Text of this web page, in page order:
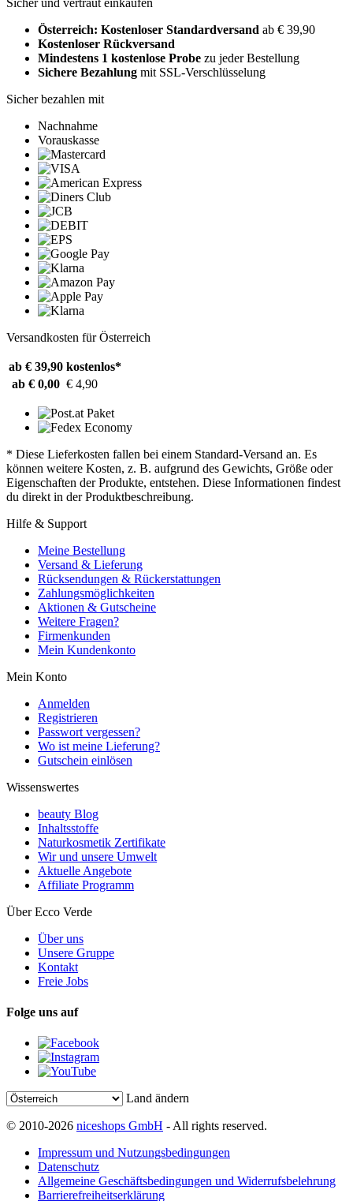
Österreich: Kostenloser Standardversand ab € 39,90
Kostenloser Rückversand
Mindestens 1 kostenlose Probe zu jeder Bestellung
Sichere Bezahlung mit SSL-Verschlüsselung
Sicher bezahlen mit
Nachnahme
Vorauskasse
Versandkosten für Österreich
ab € 39,90 kostenlos*
ab € 0,00 € 4,90
* Diese Lieferkosten fallen bei einem Standard-Versand an. Es
können weitere Kosten, z. B. aufgrund des Gewichts, Größe oder
Eigenschaften der Produkte, entstehen. Diese Informationen findest
du direkt in der Produktbeschreibung.
Hilfe & Support
Meine Bestellung
Versand & Lieferung
Rücksendungen & Rückerstattungen
Zahlungsmöglichkeiten
Aktionen & Gutscheine
Weitere Fragen?
Firmenkunden
Mein Kundenkonto
Mein Konto
Anmelden
Registrieren
Passwort vergessen?
Wo ist meine Lieferung?
Gutschein einlösen
Wissenswertes
beauty Blog
Inhaltsstoffe
Naturkosmetik Zertifikate
Wir und unsere Umwelt
Aktuelle Angebote
Affiliate Programm
Über Ecco Verde
Über uns
Unsere Gruppe
Kontakt
Freie Jobs
Folge uns auf
Land ändern
© 2010-2026 niceshops GmbH - All rights reserved.
Impressum und Nutzungsbedingungen
Datenschutz
Allgemeine Geschäftsbedingungen und Widerrufsbelehrung
Barrierefreiheitserklärung